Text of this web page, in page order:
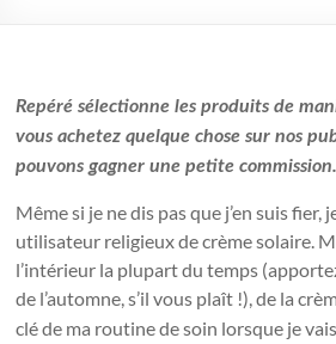
Repéré sélectionne les produits de
vous achetez quelque chose sur nos
pouvons gagner une petite commission.
Même si je ne dis pas que j’en suis fier,
utilisateur religieux de crème solaire.
l’intérieur la plupart du temps
de l’automne, s’il vous plaît !), de la
clé de ma routine de soin lorsque je